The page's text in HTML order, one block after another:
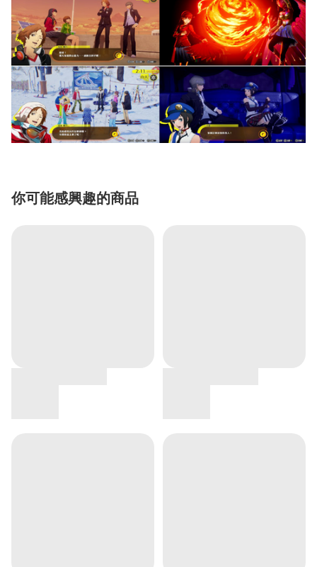
你可能感興趣的商品